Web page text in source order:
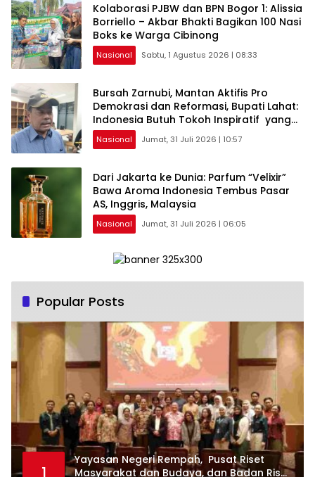
Kolaborasi PJBW dan BPN Bogor 1: Alissia
Borriello – Akbar Bhakti Bagikan 100 Nasi
Boks ke Warga Cibinong
Nasional Sabtu, 1 Agustus 2026 | 08:33
Bursah Zarnubi, Mantan Aktifis Pro
Demokrasi dan Reformasi, Bupati Lahat:
Indonesia Butuh Tokoh Inspiratif yang
Konsisten Memperjuangkan Demokrasi,
Keadilan, dan Nilai-nilai Kemanusiaan
Sastra.
Nasional Jumat, 31 Juli 2026 | 10:57
Dari Jakarta ke Dunia: Parfum “Velixir”
Bawa Aroma Indonesia Tembus Pasar
AS, Inggris, Malaysia
Nasional Jumat, 31 Juli 2026 | 06:05
Popular Posts
1
Yayasan Negeri Rempah, Pusat Riset
Masyarakat dan Budaya, dan Badan Riset